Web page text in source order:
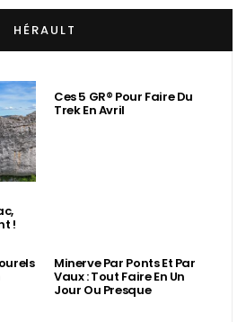
HÉRAULT
!
Ces 5 GR® Pour Faire Du
Trek En Avril
Minerve Par Ponts Et Par
Vaux : Tout Faire En Un
Jour Ou Presque